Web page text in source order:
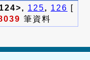
125, 126 [
筆資料